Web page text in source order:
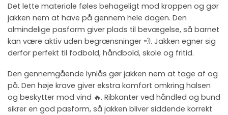
Det lette materiale føles behageligt mod kroppen og gør
jakken nem at have på gennem hele dagen. Den
almindelige pasform giver plads til bevægelse, så barnet
kan være aktiv uden begrænsninger 💨. Jakken egner sig
derfor perfekt til fodbold, håndbold, skole og fritid.
Den gennemgående lynlås gør jakken nem at tage af og
på. Den høje krave giver ekstra komfort omkring halsen
og beskytter mod vind 🔥. Ribkanter ved håndled og bund
sikrer en god pasform, så jakken bliver siddende korrekt